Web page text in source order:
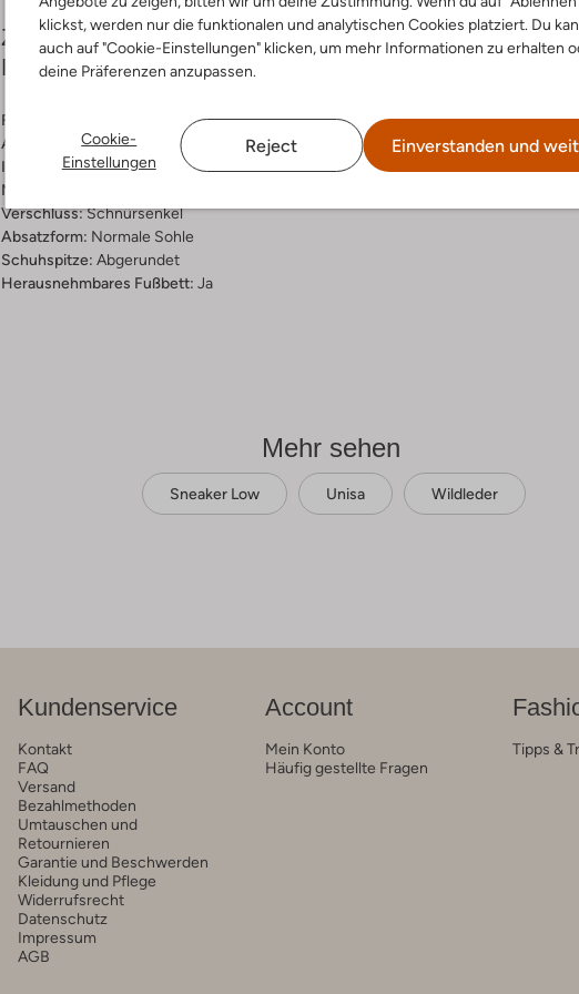
klickst, werden nur die funktionalen und analytischen Cookies platziert. Du
auch auf "Cookie-Einstellungen" klicken, um mehr Informationen zu erhalten
deine Präferenzen anzupassen.
Cookie-
Einstellungen
Reject Einverstanden und
Zusammensetzung &
Passform
Farbe :
Außenmaterial:Wildleder
Innenmaterial:Stoff/textil, Wildleder
Material Sohle:
Verschluss:Schnürsenkel
Absatzform: Normale Sohle
Schuhspitze: Abgerundet
Herausnehmbares Fußbett: Ja
Mehr sehen
Sneaker Low Unisa Wildleder
Kundenservice
Kontakt
FAQ
Versand
Bezahlmethoden
Umtauschen und
Retournieren
Garantie und Beschwerden
Kleidung und Pflege
Widerrufsrecht
Datenschutz
Impressum
AGB
Account
Mein Konto
Häufig gestellte Fragen
Tipps &